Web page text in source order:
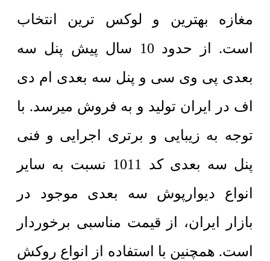
مغازه بهترین و لوکس ترین انتخاب
است. از حدود 10 سال پیش پنل سه
بعدی پی وی سی و پنل سه بعدی ام دی
اف در ایران تولید و به فروش میرسد. با
توجه به زیبایی و برتری اجرایی و فنی
پنل سه بعدی کد 1011 نسبت به سایر
انواع دیوارپوش سه بعدی موجود در
بازار ایران، از قیمت مناسبی برخوردار
است. همچنین با استفاده از انواع روکش